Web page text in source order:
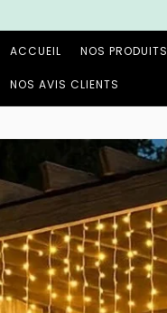
ACCUEIL NOS PRODUITS
NOS AVIS CLIENTS